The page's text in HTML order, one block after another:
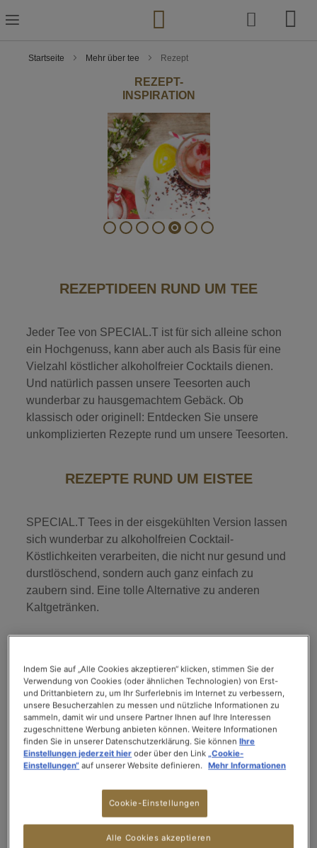
Inhalt
springen
Startseite Mehr über tee Rezept
REZEPT-
INSPIRATION
REZEPTIDEEN RUND UM TEE
Jeder Tee von SPECIAL.T ist für sich alleine schon
ein Hochgenuss, kann aber auch als Basis für eine
Vielzahl köstlicher alkoholfreier Cocktails dienen.
Und natürlich passen unsere Teesorten auch
wunderbar zu hausgemachtem Gebäck. Ob
klassisch oder originell: Entdecken Sie unsere
unkomplizierten Rezepte rund um unsere Teesorten.
REZEPTE RUND UM EISTEE
SPECIAL.T Tees in der eisgekühlten Version lassen
sich wunderbar zu alkoholfreien Cocktail-
Köstlichkeiten verarbeiten, die nicht nur gesund und
durstlöschend, sondern auch ganz einfach zu
zaubern sind. Eine tolle Alternative zu anderen
Kaltgetränken.
mit Tropical Passion
NEU
Indem Sie auf „Alle Cookies akzeptieren“ klicken, stimmen Sie der
Verwendung von Cookies (oder ähnlichen Technologien) von Erst-
und Drittanbietern zu, um Ihr Surferlebnis im Internet zu verbessern,
unsere Besucherzahlen zu messen und nützliche Informationen zu
sammeln, damit wir und unsere Partner Ihnen auf Ihre Interessen
zugeschnittene Werbung anbieten können. Weitere Informationen
finden Sie in unserer Datenschutzerklärung. Sie könnenIhre
Einstellungen jederzeit hier oder über den Link „Cookie-
Einstellungen“ auf unserer Website definieren. Mehr Informationen
Cookie-Einstellungen
Alle Cookies akzeptieren